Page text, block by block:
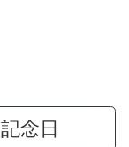
記念日